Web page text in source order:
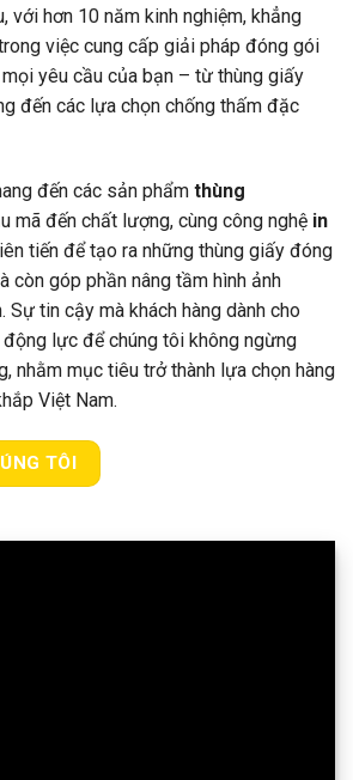
với hơn 10 năm kinh nghiệm, khẳng
việc cung cấp giải pháp đóng gói
yêu cầu của bạn – từ thùng giấy
đến các lựa chọn chống thấm đặc
đến các sản phẩm thùng
mã đến chất lượng, cùng công nghệ in
tiến để tạo ra những thùng giấy đóng
còn góp phần nâng tầm hình ảnh
Sự tin cậy mà khách hàng dành cho
động lực để chúng tôi không ngừng
nhằm mục tiêu trở thành lựa chọn hàng
Việt Nam.
TÔI